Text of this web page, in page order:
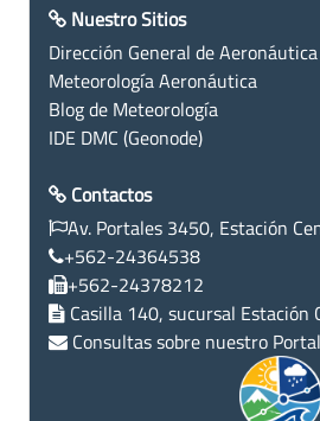
Nuestro Sitios
Dirección General de Aeronáutica
Meteorología Aeronáutica
Blog de Meteorología
IDE DMC (Geonode)
Contactos
Av. Portales 3450, Estación
+562-24364538
+562-24378212
Casilla 140, sucursal Estación
Consultas sobre nuestro Portal